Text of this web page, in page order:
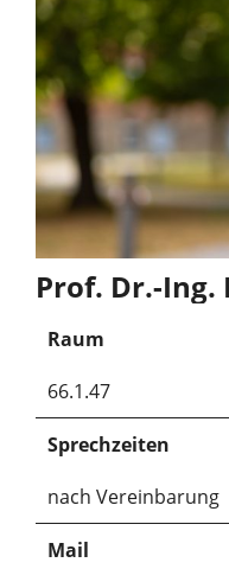
Prof. Dr.-
Raum
66.1.47
Sprechzeiten
nach Vereinbarung
Mail